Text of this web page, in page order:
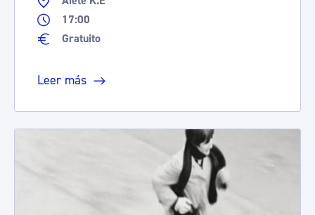
17:00
Gratuito
Leer más